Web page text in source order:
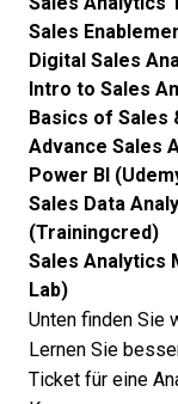
Sales
Digital Sales
Intro to Sales
Basics of Sales
Advance Sales
Power BI
Sales Data
(Trainingcred)
Sales Analytics
Lab)
Unten finden Sie
Lernen Sie
Ticket für eine